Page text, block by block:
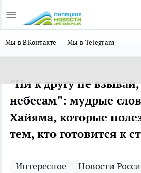
Мы в ВКонтакте Мы в Telegram
"Ни к другу не
небесам": мудрые
Хайяма, которые
тем, кто готовится к
Интересное Новости